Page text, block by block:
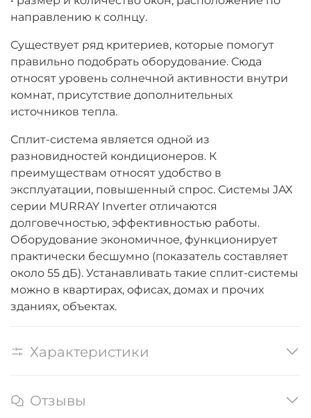
направлению к солнцу.
Существует ряд критериев, которые помогут
правильно подобрать оборудование. Сюда
относят уровень солнечной активности внутри
комнат, присутствие дополнительных
источников тепла.
Сплит-система является одной из
разновидностей кондиционеров. К
преимуществам относят удобство в
эксплуатации, повышенный спрос. Системы JAX
серии MURRAY Inverter отличаются
долговечностью, эффективностью работы.
Оборудование экономичное, функционирует
практически бесшумно (показатель составляет
около 55 дБ). Устанавливать такие сплит-системы
можно в квартирах, офисах, домах и прочих
зданиях, объектах.
Характеристики
Отзывы